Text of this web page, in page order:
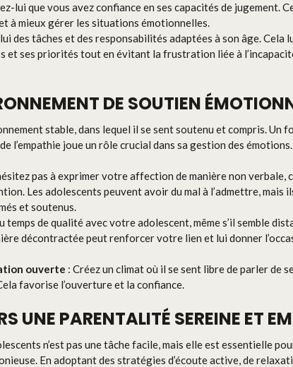
lui que vous avez confiance en ses capacités de jugement.
à mieux gérer les situations émotionnelles.
des tâches et des responsabilités adaptées à son âge. Cela
et ses priorités tout en évitant la frustration liée à
DE SOUTIEN
stable, dans lequel il se sent soutenu et compris. Un
l’empathie joue un rôle crucial dans sa gestion des émotions.
pas à exprimer votre affection de manière non verbale,
Les adolescents peuvent avoir du mal à l’admettre, mais
et soutenus.
temps de qualité avec votre adolescent, même s’il semble
décontractée peut renforcer votre lien et lui donner
ouverte : Créez un climat où il se sent libre de parler de
favorise l’ouverture et la confiance.
UNE PARENTALITÉ SEREINE ET
n’est pas une tâche facile, mais elle est essentielle
En adoptant des stratégies d’écoute active, de